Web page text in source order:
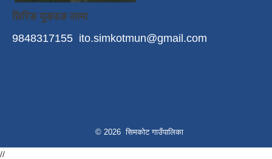
छिरिङ युङडङ लामा
9848317155 ito.simkotmun@gmail.com
© 2026 सिमकोट गाउँपालिका
//